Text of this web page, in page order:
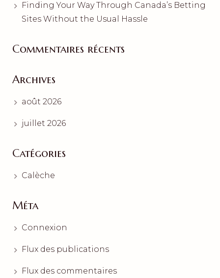
Finding Your Way Through Canada’s Betting
Sites Without the Usual Hassle
Commentaires récents
Archives
août 2026
juillet 2026
Catégories
Calèche
Méta
Connexion
Flux des publications
Flux des commentaires